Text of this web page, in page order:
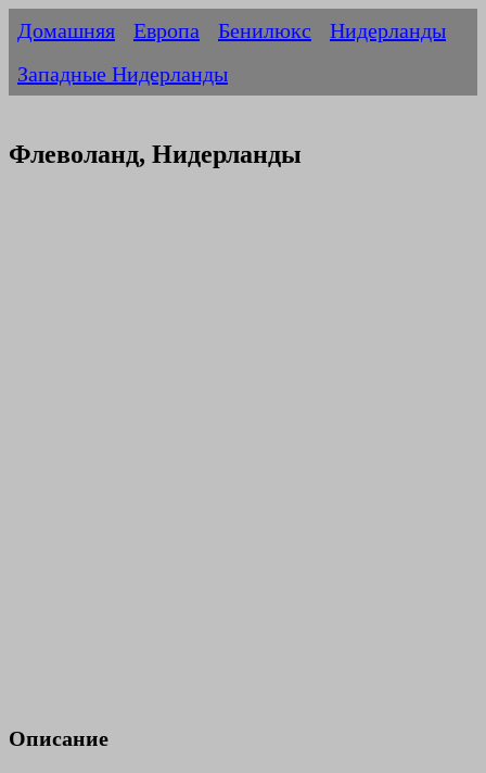
Домашняя Европа Бенилюкс
Нидерланды
Западные Нидерланды
Флеволанд, Нидерланды
Описание